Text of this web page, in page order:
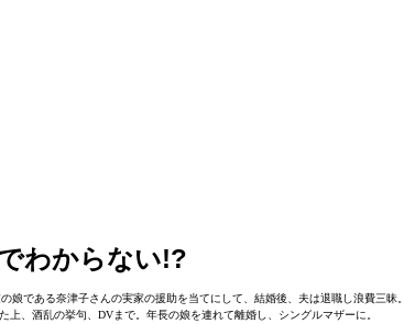
わからない!?
娘である奈津子さんの実家の援助を当てにして、結婚後、夫は退職し浪費三昧。
、酒乱の挙句、DVまで。年長の娘を連れて離婚し、シングルマザーに。